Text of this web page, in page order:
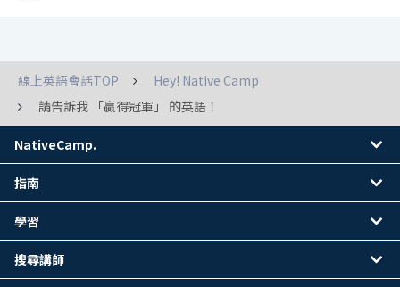
線上英語會話TOP
Hey! Native Camp
請告訴我 「贏得冠軍」 的英語！
NativeCamp.
指南
學習
搜尋講師